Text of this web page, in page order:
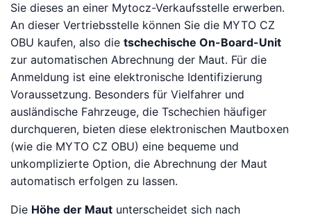
Sie dieses an einer Mytocz-Verkaufsstelle erwerben.
An dieser Vertriebsstelle können Sie die MYTO CZ
OBU kaufen, also die tschechische On-Board-Unit
zur automatischen Abrechnung der Maut. Für die
Anmeldung ist eine elektronische Identifizierung
Voraussetzung. Besonders für Vielfahrer und
ausländische Fahrzeuge, die Tschechien häufiger
durchqueren, bieten diese elektronischen Mautboxen
(wie die MYTO CZ OBU) eine bequeme und
unkomplizierte Option, die Abrechnung der Maut
automatisch erfolgen zu lassen.
Die Höhe der Maut unterscheidet sich nach